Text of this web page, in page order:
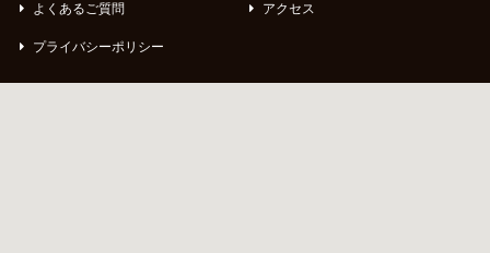
トータルビューティー
よくあるご質問 アクセス
プライバシーポリシー